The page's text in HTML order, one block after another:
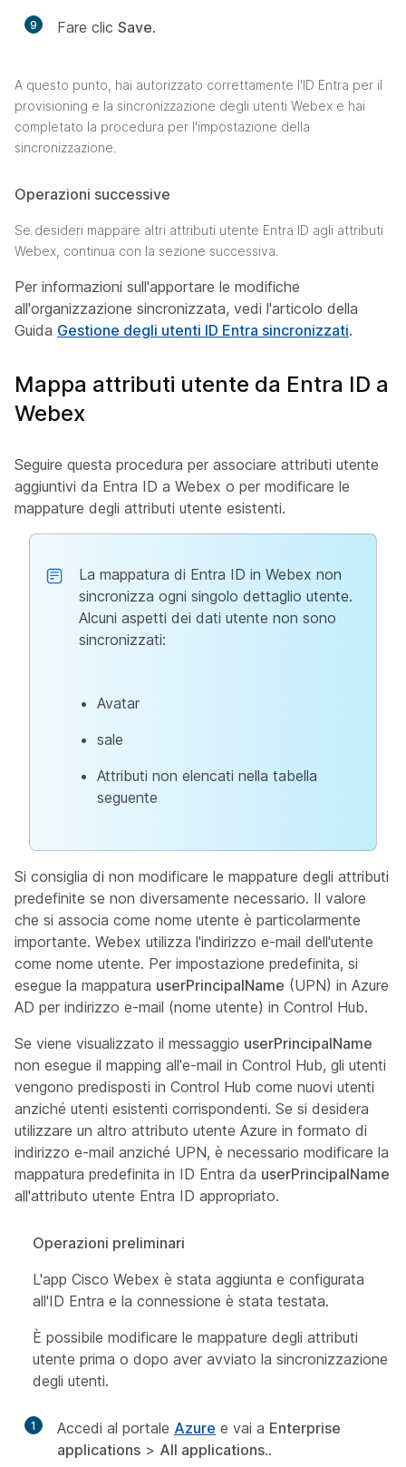
9 Fare clic Save.
A questo punto, hai autorizzato correttamente l'ID Entra per il
provisioning e la sincronizzazione degli utenti Webex e hai
completato la procedura per l'impostazione della
sincronizzazione.
Operazioni successive
Se desideri mappare altri attributi utente Entra ID agli attributi
Webex, continua con la sezione successiva.
Per informazioni sull'apportare le modifiche
all'organizzazione sincronizzata, vedi l'articolo della
Guida Gestione degli utenti ID Entra sincronizzati.
Mappa attributi utente da Entra ID a
Webex
Seguire questa procedura per associare attributi utente
aggiuntivi da Entra ID a Webex o per modificare le
mappature degli attributi utente esistenti.
La mappatura di Entra ID in Webex non
sincronizza ogni singolo dettaglio utente.
Alcuni aspetti dei dati utente non sono
sincronizzati:
Avatar
sale
Attributi non elencati nella tabella
seguente
Si consiglia di non modificare le mappature degli attributi
predefinite se non diversamente necessario. Il valore
che si associa come nome utente è particolarmente
importante. Webex utilizza l'indirizzo e-mail dell'utente
come nome utente. Per impostazione predefinita, si
esegue la mappatura userPrincipalName (UPN) in Azure
AD per indirizzo e-mail (nome utente) in Control Hub.
Se viene visualizzato il messaggio userPrincipalName
non esegue il mapping all'e-mail in Control Hub, gli utenti
vengono predisposti in Control Hub come nuovi utenti
anziché utenti esistenti corrispondenti. Se si desidera
utilizzare un altro attributo utente Azure in formato di
indirizzo e-mail anziché UPN, è necessario modificare la
mappatura predefinita in ID Entra da userPrincipalName
all'attributo utente Entra ID appropriato.
Operazioni preliminari
L'app Cisco Webex è stata aggiunta e configurata
all'ID Entra e la connessione è stata testata.
È possibile modificare le mappature degli attributi
utente prima o dopo aver avviato la sincronizzazione
degli utenti.
1 Accedi al portale Azure e vai a Enterprise
applications > All applications..